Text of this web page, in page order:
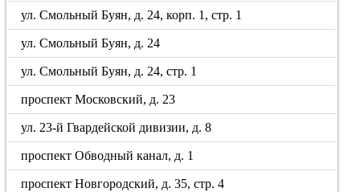
ул. Смольный Буян, д. 24, корп. 1, стр. 1
ул. Смольный Буян, д. 24
ул. Смольный Буян, д. 24, стр. 1
проспект Московский, д. 23
ул. 23-й Гвардейской дивизии, д. 8
проспект Обводный канал, д. 1
проспект Новгородский, д. 35, стр. 4